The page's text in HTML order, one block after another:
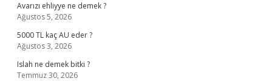
Avarızı ehliyye ne demek ?
Ağustos 5, 2026
5000 TL kaç AU eder ?
Ağustos 3, 2026
Islah ne demek bitki ?
Temmuz 30, 2026